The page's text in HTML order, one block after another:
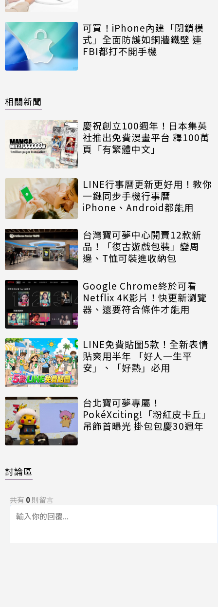
可買！iPhone內建「閉鎖模
式」全面防護如銅牆鐵壁 連
FBI都打不開手機
相關新聞
慶祝創立100週年！日本集英
社推出免費漫畫平台 釋100萬
頁「有繁體中文」
LINE行事曆更新更好用！教你
一鍵同步手機行事曆
iPhone、Android都能用
台灣寶可夢中心開賣12款新
品！「復古遊戲包裝」變周
邊、T恤可裝進收納包
Google Chrome終於可看
Netflix 4K影片！快更新瀏覽
器、還要符合條件才能用
LINE免費貼圖5款！全新表情
貼爽用半年 「好人一生平
安」、「好熱」必用
台北寶可夢專屬！
PokéXciting!「粉紅皮卡丘」
吊飾首曝光 掛包包慶30週年
討論區
共有 0則留言